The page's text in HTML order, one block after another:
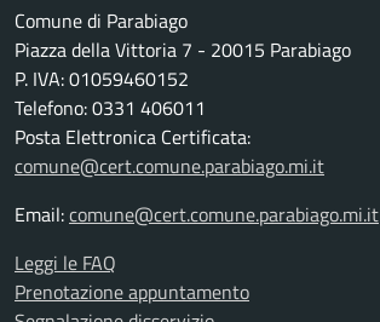
Comune di Parabiago
Piazza della Vittoria 7 - 20015 Parabiago
P. IVA: 01059460152
Telefono: 0331 406011
Posta Elettronica Certificata:
comune@cert.comune.parabiago.mi.it
Email:comune@cert.comune.parabiago.mi.it
Leggi le FAQ
Prenotazione appuntamento